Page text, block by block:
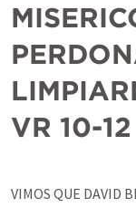
VR 10-12
VIMOS QUE DAVID